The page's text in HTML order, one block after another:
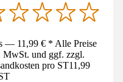
— 11,99 € * Alle Preise
MwSt. und ggf. zzgl.
pro ST11,99